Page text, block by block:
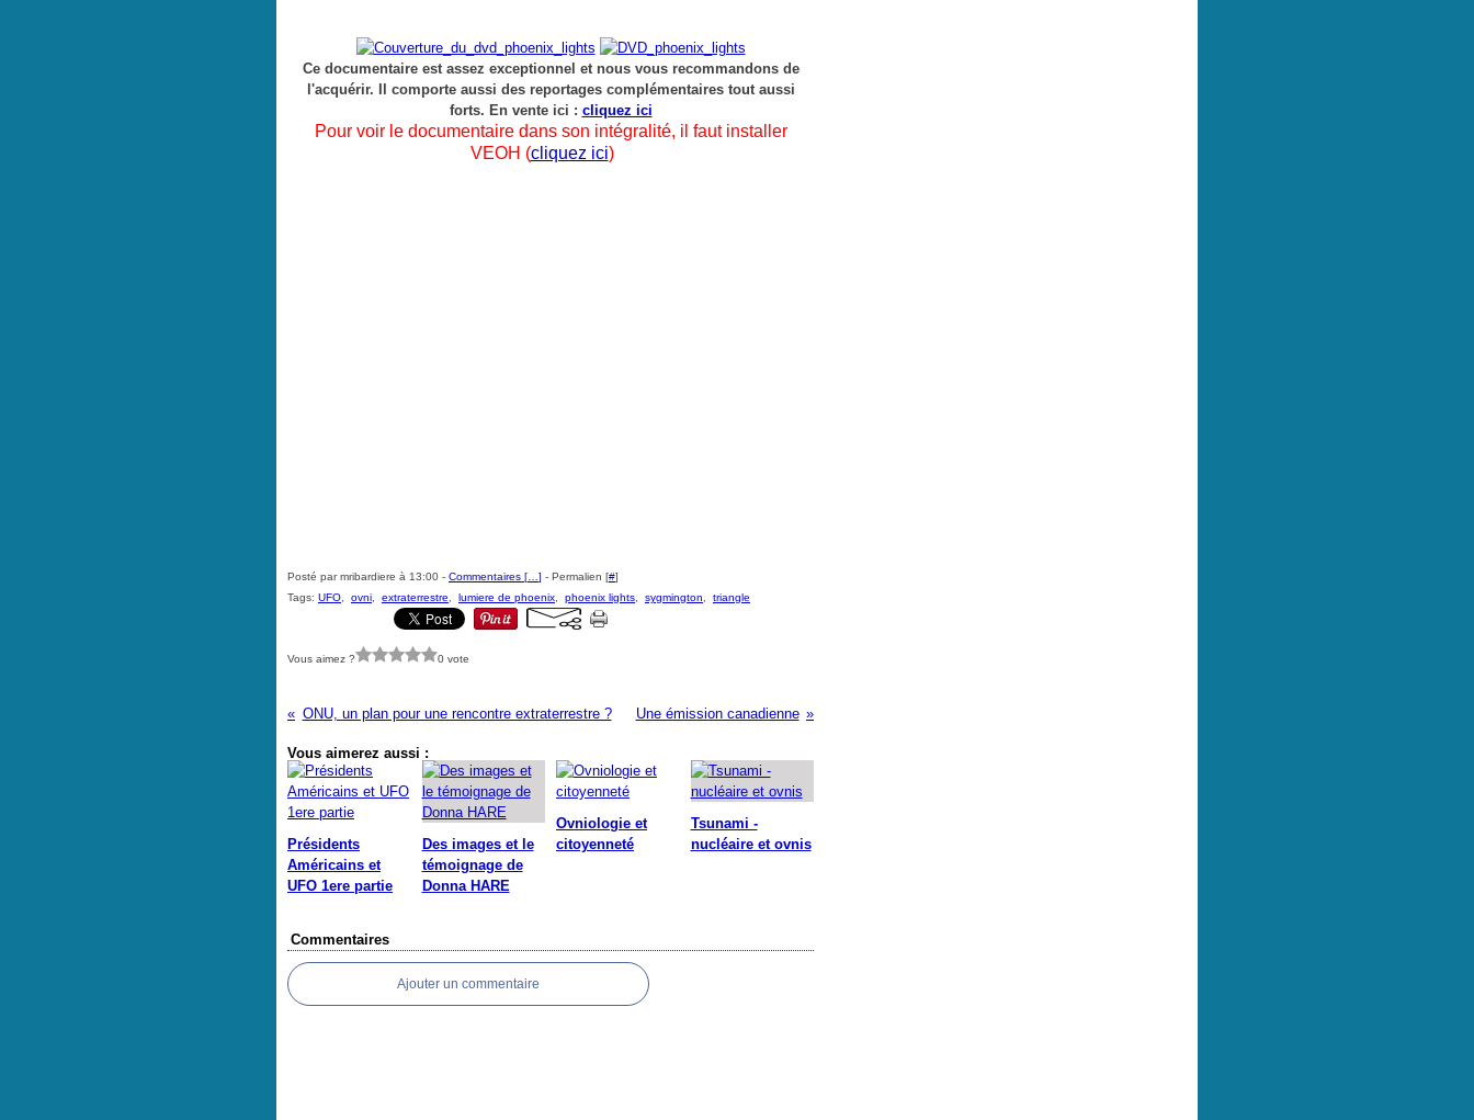
Ce documentaire est assez exceptionnel et nous vous recommandons de
l'acquérir. Il comporte aussi des reportages complémentaires tout aussi
forts. En vente ici : cliquez ici
Pour voir le documentaire dans son intégralité, il faut installer
VEOH (cliquez ici)
Posté par mribardiere à 13:00 - Commentaires [ ] - Permalien [#]
Tags: UFO ovni extraterrestre lumiere de phoenix phoenix lights sygmington triangle
Vous aimez ? 0 vote
ONU, un plan pour une rencontre extraterrestre ? Une émission canadienne
Vous aimerez aussi :
Présidents
Américains et
UFO 1ere partie
Des images et le
témoignage de
Donna HARE
Ovniologie et
citoyenneté
Tsunami -
nucléaire et ovnis
Commentaires
Ajouter un commentaire